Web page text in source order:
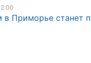
в Приморье станет